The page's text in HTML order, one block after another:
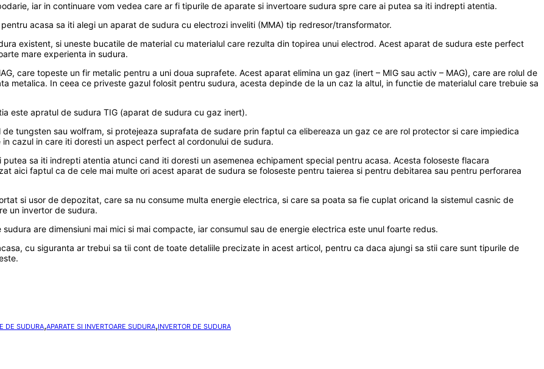
iar in continuare vom vedea care ar fi tipurile de aparate si invertoare sudura spre care ai putea sa iti indrepti atentia.
acasa sa iti alegi un aparat de sudura cu electrozi inveliti (MMA) tip redresor/transformator.
existent, si uneste bucatile de material cu materialul care rezulta din topirea unui electrod. Acest aparat de sudura este perfect
mare experienta in sudura.
care topeste un fir metalic pentru a uni doua suprafete. Acest aparat elimina un gaz (inert – MIG sau activ – MAG), care are rolul de
metalica. In ceea ce priveste gazul folosit pentru sudura, acesta depinde de la un caz la altul, in functie de materialul care trebuie sa
este apratul de sudura TIG (aparat de sudura cu gaz inert).
tungsten sau wolfram, si protejeaza suprafata de sudare prin faptul ca elibereaza un gaz ce are rol protector si care impiedica
cazul in care iti doresti un aspect perfect al cordonului de sudura.
sa iti indrepti atentia atunci cand iti doresti un asemenea echipament special pentru acasa. Acesta foloseste flacara
aici faptul ca de cele mai multe ori acest aparat de sudura se foloseste pentru taierea si pentru debitarea sau pentru perforarea
si usor de depozitat, care sa nu consume multa energie electrica, si care sa poata sa fie cuplat oricand la sistemul casnic de
un invertor de sudura.
are dimensiuni mai mici si mai compacte, iar consumul sau de energie electrica este unul foarte redus.
cu siguranta ar trebui sa tii cont de toate detaliile precizate in acest articol, pentru ca daca ajungi sa stii care sunt tipurile de
DE SUDURA,APARATE SI INVERTOARE SUDURA,INVERTOR DE SUDURA